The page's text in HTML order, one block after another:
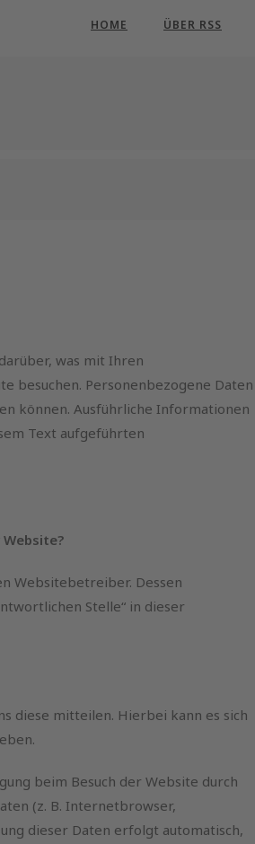
HOME ÜBER RSS
was mit Ihren
besuchen. Personenbezogene Daten
können. Ausführliche Informationen
Text aufgeführten
Websitebetreiber. Dessen
Stelle“ in dieser
diese mitteilen. Hierbei kann es sich
beim Besuch der Website durch
(z. B. Internetbrowser,
dieser Daten erfolgt automatisch,